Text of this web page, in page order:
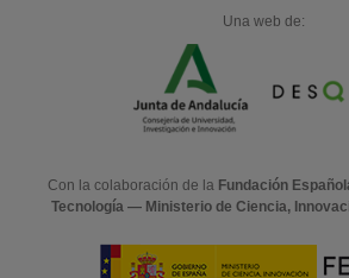
Una web de:
Con la colaboración de la Fundación
Tecnología — Ministerio de Ciencia,